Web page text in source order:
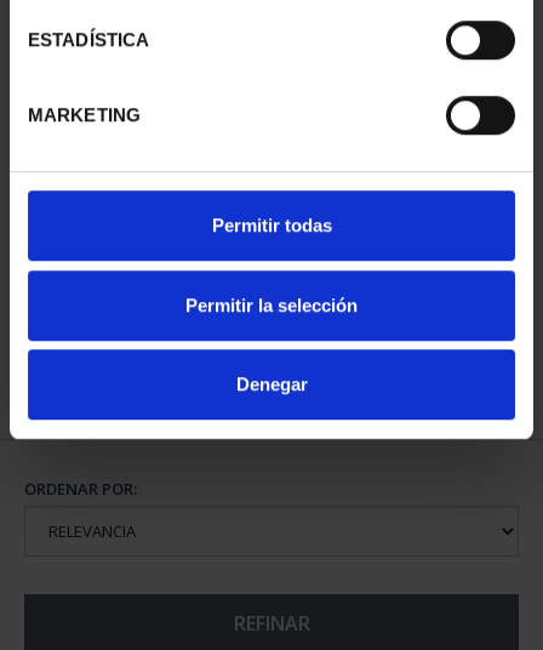
ESTADÍSTICA
MARKETING
Permitir todas
Permitir la selección
Denegar
PROVINCIA COLECCION
COMPLET...
ORDENAR POR:
REFINAR